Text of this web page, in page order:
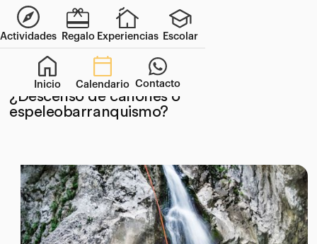
Actividades Regalo Experiencias Escolar
Inicio Calendario Contacto
23/7/2025
¿Descenso de cañones o
espeleobarranquismo?